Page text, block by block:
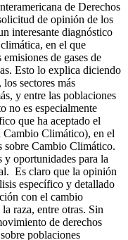
de Derechos
de opinión de los
interesante diagnóstico
en el que
de gases de
Esto lo explica diciendo
sectores más
y entre las poblaciones
no es especialmente
que ha aceptado el
Cambio Climático), en el
sobre Cambio Climático.
y oportunidades para la
Es claro que la opinión
específico y detallado
con el cambio
raza, entre otras. Sin
de derechos
poblaciones